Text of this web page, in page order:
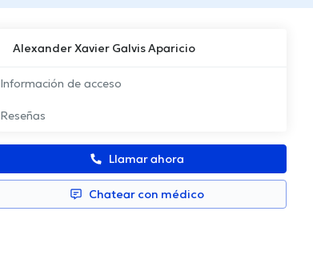
Alexander Xavier Galvis Aparicio
Información de acceso
Reseñas
Llamar ahora
Chatear con médico